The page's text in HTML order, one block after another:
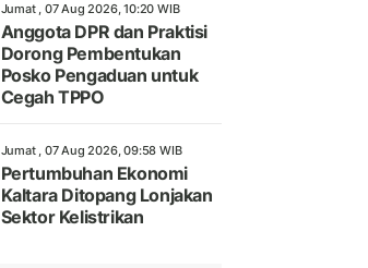
Jumat , 07 Aug 2026, 10:20 WIB
Anggota DPR dan Praktisi
Dorong Pembentukan
Posko Pengaduan untuk
Cegah TPPO
Jumat , 07 Aug 2026, 09:58 WIB
Pertumbuhan Ekonomi
Kaltara Ditopang Lonjakan
Sektor Kelistrikan